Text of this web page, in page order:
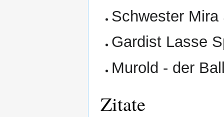
Schwester Mira
Gardist Lasse
Murold - der
Zitate